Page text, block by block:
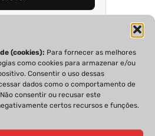
(cookies): Para fornecer as melhores
como cookies para armazenar e/ou
Consentir o uso dessas
dados como o comportamento de
consentir ou recusar este
certos recursos e funções.
ESTATUTO EDITORIAL